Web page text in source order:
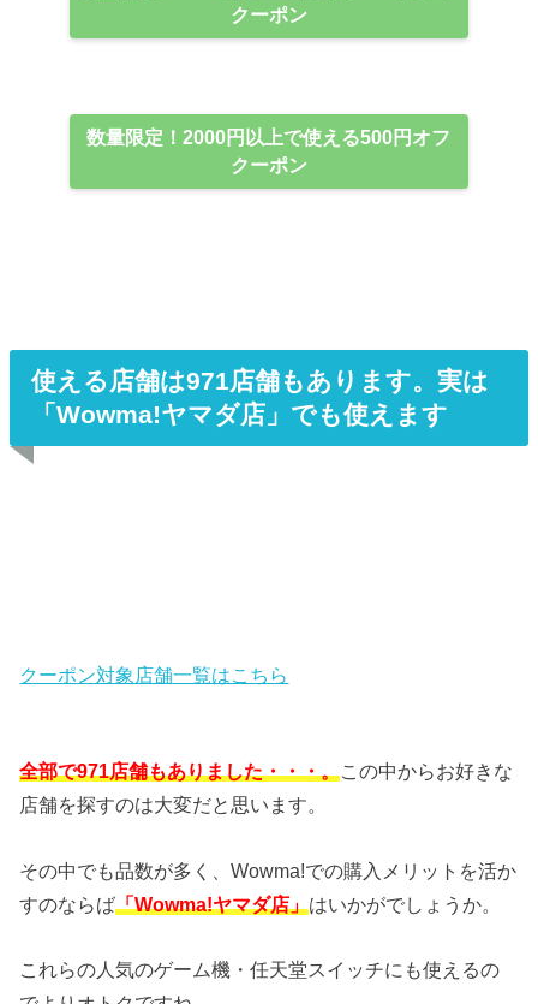
クーポン
数量限定！2000円以上で使える500円オフ
クーポン
使える店舗は971店舗もあります。実は
「Wowma!ヤマダ店」でも使えます
クーポン対象店舗一覧はこちら
全部で971店舗もありました・・・。この中からお好きな
店舗を探すのは大変だと思います。
その中でも品数が多く、Wowma!での購入メリットを活か
すのならば 「Wowma!ヤマダ店」 はいかがでしょうか。
これらの人気のゲーム機・任天堂スイッチにも使えるの